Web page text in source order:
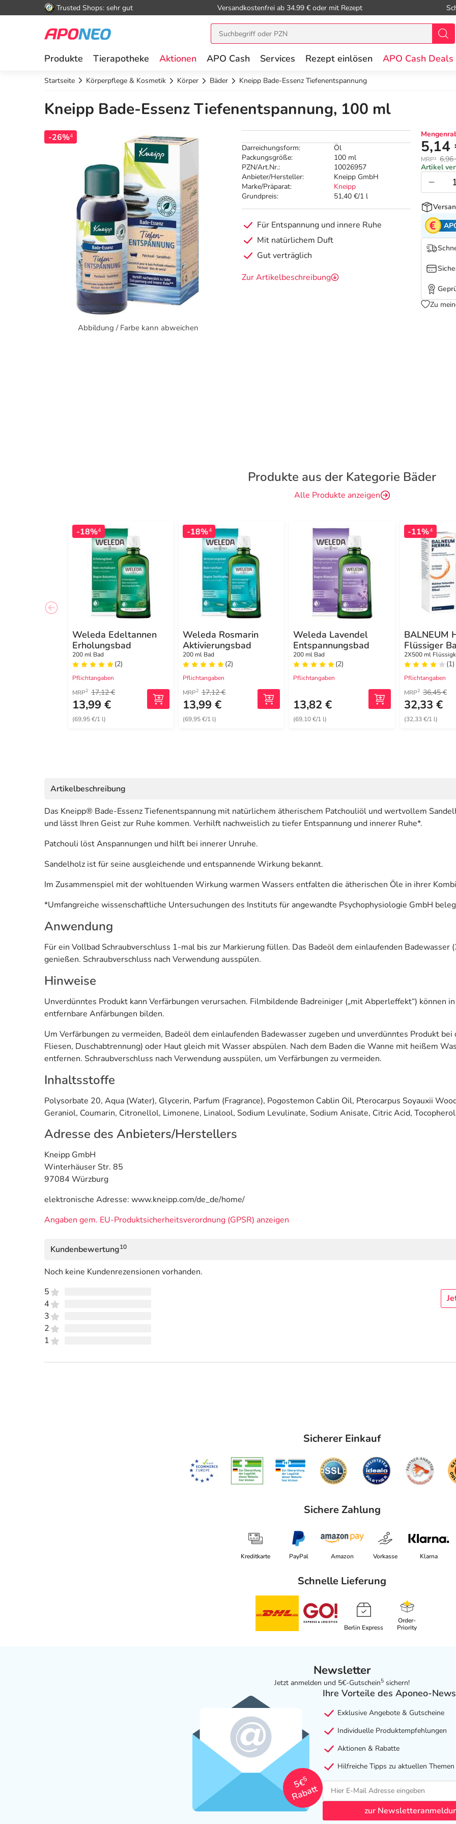
Trusted Shops: sehr gut Versandkostenfrei ab 34.99 € oder mit Rezept
Produkte Tierapotheke Aktionen APO Cash Services Rezept einlösen APO Cash Deals
Startseite Körperpflege & Kosmetik Körper Bäder Kneipp Bade-Essenz Tiefenentspannung
Kneipp Bade-Essenz Tiefenentspannung, 100 ml
-26%4
Abbildung / Farbe kann abweichen
Darreichungsform:
Öl
Packungsgröße:
100 ml
PZN/Art.Nr.:
10026957
Anbieter/Hersteller:
Kneipp GmbH
Marke/Präparat:
Kneipp
Grundpreis:
51,40 €/1 l
Für Entspannung und innere Ruhe
Mit natürlichem Duft
Gut verträglich
Zur Artikelbeschreibung
5,14
MRP² 6,96
Artikel
Zu
Produkte aus der Kategorie Bäder
Alle Produkte anzeigen
-18%4
Weleda Edeltannen
Erholungsbad
200 ml Bad
(2)
Pflichtangaben
MRP2 17,12 €
13,99 €
(69,95 €/1 l)
-18%4
Weleda Rosmarin
Aktivierungsbad
200 ml Bad
(2)
Pflichtangaben
MRP2 17,12 €
13,99 €
(69,95 €/1 l)
Weleda Lavendel
Entspannungsbad
200 ml Bad
(2)
Pflichtangaben
13,82 €
(69,10 €/1 l)
-11%4
BALNEUM
Flüssiger
2X500 ml
(1)
Pflichtangaben
MRP2 36,45 €
32,33 €
(32,33 €/1 l)
Artikelbeschreibung
Das Kneipp® Bade-Essenz Tiefenentspannung mit natürlichem ätherischem Patchouliöl und wertvollem
und lässt Ihren Geist zur Ruhe kommen. Verhilft nachweislich zu tiefer Entspannung und innerer Ruhe*.
Patchouli löst Anspannungen und hilft bei innerer Unruhe.
Sandelholz ist für seine ausgleichende und entspannende Wirkung bekannt.
Im Zusammenspiel mit der wohltuenden Wirkung warmen Wassers entfalten die ätherischen Öle in ihrer
*Umfangreiche wissenschaftliche Untersuchungen des Instituts für angewandte Psychophysiologie GmbH
Anwendung
Für ein Vollbad Schraubverschluss 1-mal bis zur Markierung füllen. Das Badeöl dem einlaufenden
genießen. Schraubverschluss nach Verwendung ausspülen.
Hinweise
Unverdünntes Produkt kann Verfärbungen verursachen. Filmbildende Badreiniger („mit Abperleffekt“) können
entfernbare Anfärbungen bilden.
Um Verfärbungen zu vermeiden, Badeöl dem einlaufenden Badewasser zugeben und unverdünntes Produkt
Fliesen, Duschabtrennung) oder Haut gleich mit Wasser abspülen. Nach dem Baden die Wanne mit heißem
entfernen. Schraubverschluss nach Verwendung ausspülen, um Verfärbungen zu vermeiden.
Inhaltsstoffe
Polysorbate 20, Aqua (Water), Glycerin, Parfum (Fragrance), Pogostemon Cablin Oil, Pterocarpus Soyauxii
Geraniol, Coumarin, Citronellol, Limonene, Linalool, Sodium Levulinate, Sodium Anisate, Citric Acid,
Adresse des Anbieters/Herstellers
Kneipp GmbH
Winterhäuser Str. 85
97084 Würzburg
elektronische Adresse: www.kneipp.com/de_de/home/
Angaben gem. EU-Produktsicherheitsverordnung (GPSR) anzeigen
Kundenbewertung10
Noch keine Kundenrezensionen vorhanden.
5
4
3
2
1
Sicherer Einkauf
Sichere Zahlung
Kreditkarte PayPal Amazon Vorkasse Klarna
Schnelle Lieferung
Berlin Express
Order-
Priority
Newsletter
Jetzt anmelden und 5€-Gutschein5 sichern!
5€
5
Rabatt
Ihre Vorteile des Aponeo-
Exklusive Angebote & Gutscheine
Individuelle Produktempfehlungen
Aktionen & Rabatte
Hilfreiche Tipps zu aktuellen Themen
zur